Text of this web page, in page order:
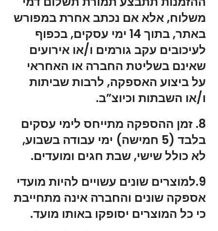
משלוח, אלא אם נכתב אחרת במפורש
באתר, בתוך 14 ימי עסקים, בכפוף
לעיכובים עקב גורמים ו/או אירועים
שאינם בשליטת החברה או האחראי
על ביצוע האספקה, לרבות שביתות
ו/או השבתות וכיוצ”ב.
8. זמן ההספקה מתייחס לימי עסקים
בלבד (5 חמישה) ימי עבודה בשבוע,
לא כולל שישי, שבת חגים ומועדים.
9.למוצרים שונים עשויים להיות מועדי
אספקה שונים והחברה אינה מתחייבת
כי כל המוצרים יסופקו באותו מועד.